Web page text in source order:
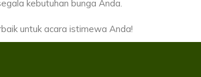
kebutuhan bunga Anda.
untuk acara istimewa Anda!